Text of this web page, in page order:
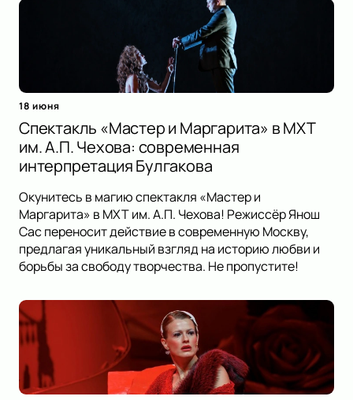
18 июня
Спектакль «Мастер и Маргарита» в МХТ
им. А.П. Чехова: современная
интерпретация Булгакова
Окунитесь в магию спектакля «Мастер и
Маргарита» в МХТ им. А.П. Чехова! Режиссёр Янош
Сас переносит действие в современную Москву,
предлагая уникальный взгляд на историю любви и
борьбы за свободу творчества. Не пропустите!